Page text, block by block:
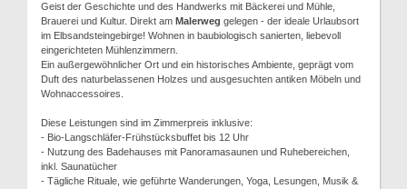
Geist der Geschichte und des Handwerks mit Bäckerei und Mühle,
Brauerei und Kultur. Direkt am Malerweg gelegen - der ideale Urlaubsort
im Elbsandsteingebirge! Wohnen in baubiologisch sanierten, liebevoll
eingerichteten Mühlenzimmern.
Ein außergewöhnlicher Ort und ein historisches Ambiente, geprägt vom
Duft des naturbelassenen Holzes und ausgesuchten antiken Möbeln und
Wohnaccessoires.
Diese Leistungen sind im Zimmerpreis inklusive:
- Bio-Langschläfer-Frühstücksbuffet bis 12 Uhr
- Nutzung des Badehauses mit Panoramasaunen und Ruhebereichen,
inkl. Saunatücher
- Tägliche Rituale, wie geführte Wanderungen, Yoga, Lesungen, Musik &